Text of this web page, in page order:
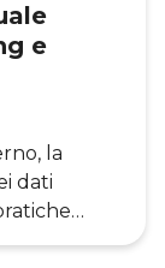
aziende
solo
di
delle
e
la
dati
di